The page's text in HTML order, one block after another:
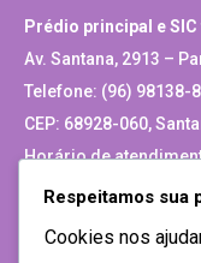
Prédio principal e
Av. Santana, 2913 –
Telefone: (96) 98138-
CEP: 68928-060,
Horário de
Site Antigo
Respeitamos sua
Cookies nos